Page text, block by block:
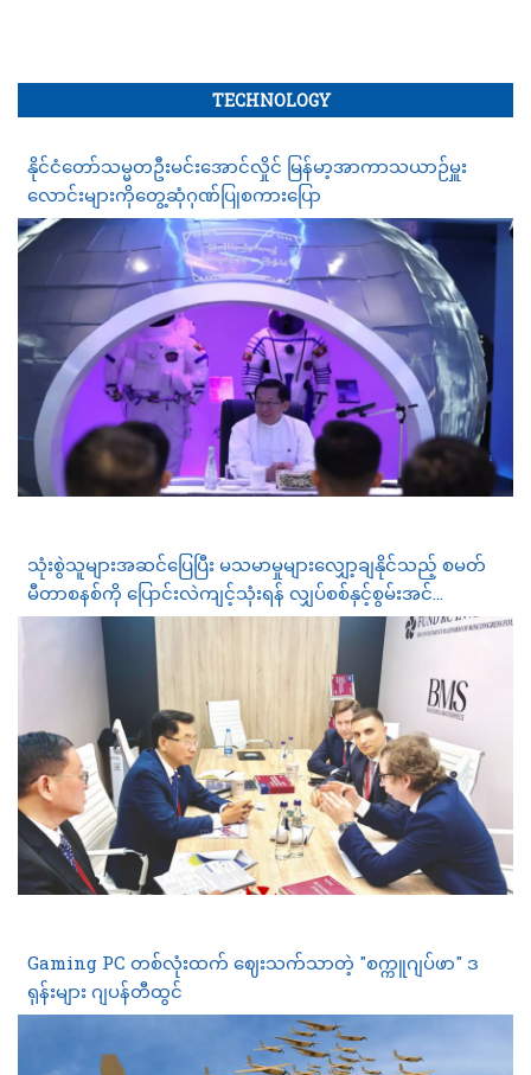
TECHNOLOGY
နိုင်ငံတော်သမ္မတဦးမင်းအောင်လှိုင် မြန်မာ့အာကာသယာဉ်မှူး
လောင်းများကိုတွေ့ဆုံဂုဏ်ပြုစကားပြော
သုံးစွဲသူများအဆင်ပြေပြီး မသမာမှုများလျှော့ချနိုင်သည့် စမတ်
မီတာစနစ်ကို ပြောင်းလဲကျင့်သုံးရန် လျှပ်စစ်နှင့်စွမ်းအင်
ဝန်ကြီးဌာန စီစဉ်နေ
Gaming PC တစ်လုံးထက် ဈေးသက်သာတဲ့ "စက္ကူဂျပ်ဖာ" ဒ
ရုန်းများ ဂျပန်တီထွင်